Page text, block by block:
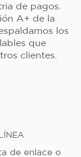
de pagos.
A+ de la
los
que
clientes.
de enlace o